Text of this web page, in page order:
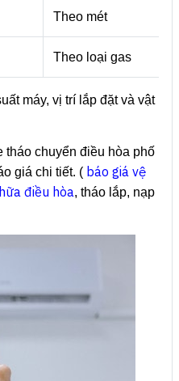
Theo mét
Theo loại gas
máy, vị trí lắp đặt và vật
chuyển điều hòa phố
giá chi tiết. ( báo giá vệ
điều hòa, tháo lắp, nạp